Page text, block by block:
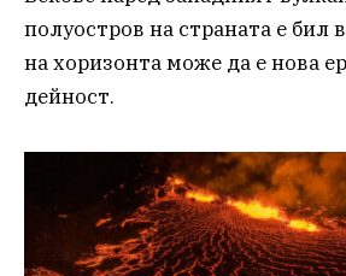
полуостров на страната е бил
на хоризонта може да е нова
дейност.